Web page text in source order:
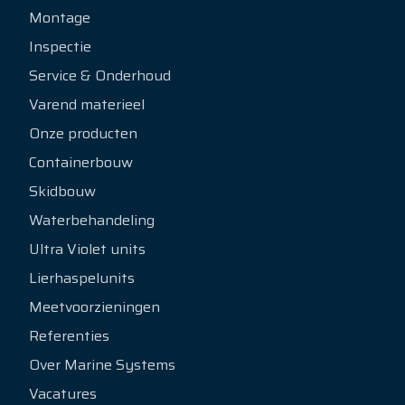
Montage
Inspectie
Service & Onderhoud
Varend materieel
Onze producten
Containerbouw
Skidbouw
Waterbehandeling
Ultra Violet units
Lierhaspelunits
Meetvoorzieningen
Referenties
Over Marine Systems
Vacatures